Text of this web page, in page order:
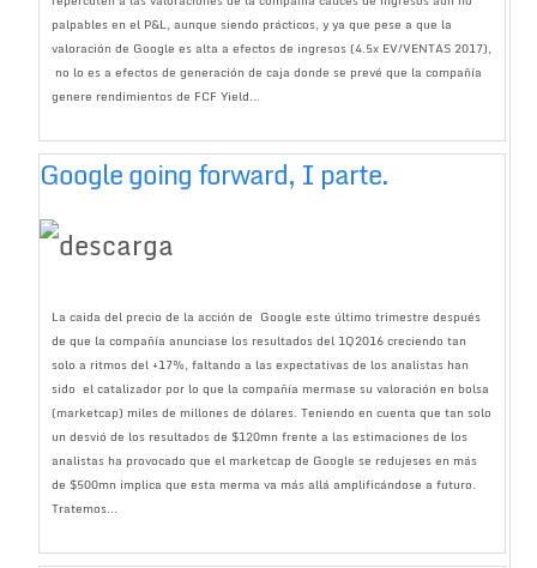
palpables en el P&L, aunque siendo prácticos, y ya que pese a que la
valoración de Google es alta a efectos de ingresos (4.5x EV/VENTAS 2017),
no lo es a efectos de generación de caja donde se prevé que la compañía
genere rendimientos de FCF Yield...
Google going forward, I parte.
La caida del precio de la acción de Google este último trimestre después
de que la compañía anunciase los resultados del 1Q2016 creciendo tan
solo a ritmos del +17%, faltando a las expectativas de los analistas han
sido el catalizador por lo que la compañía mermase su valoración en bolsa
(marketcap) miles de millones de dólares. Teniendo en cuenta que tan solo
un desvió de los resultados de $120mn frente a las estimaciones de los
analistas ha provocado que el marketcap de Google se redujeses en más
de $500mn implica que esta merma va más allá amplificándose a futuro.
Tratemos...